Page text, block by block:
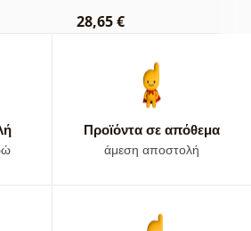
28,65 €
Προϊόντα σε απόθεμα
άμεση αποστολή